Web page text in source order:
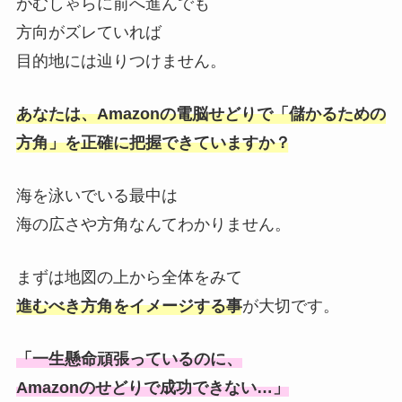
がむしゃらに前へ進んでも
方向がズレていれば
目的地には辿りつけません。
あなたは、Amazonの電脳せどりで「儲かるための
方角」を正確に把握できていますか？
海を泳いでいる最中は
海の広さや方角なんてわかりません。
まずは地図の上から全体をみて
進むべき方角をイメージする事が大切です。
「一生懸命頑張っているのに、
Amazonのせどりで成功できない…」